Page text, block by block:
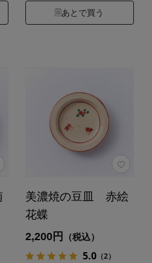
あとで買う
美濃焼の豆皿 赤絵
花蝶
2,200円 （税込）
5.0（2）